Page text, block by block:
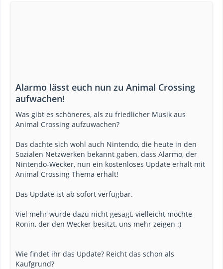
Alarmo lässt euch nun zu Animal Crossing
aufwachen!
Was gibt es schöneres, als zu friedlicher Musik aus
Animal Crossing aufzuwachen?
Das dachte sich wohl auch Nintendo, die heute in den
Sozialen Netzwerken bekannt gaben, dass Alarmo, der
Nintendo-Wecker, nun ein kostenloses Update erhält mit
Animal Crossing Thema erhält!
Das Update ist ab sofort verfügbar.
Viel mehr wurde dazu nicht gesagt, vielleicht möchte
Ronin, der den Wecker besitzt, uns mehr zeigen :)
Wie findet ihr das Update? Reicht das schon als
Kaufgrund?